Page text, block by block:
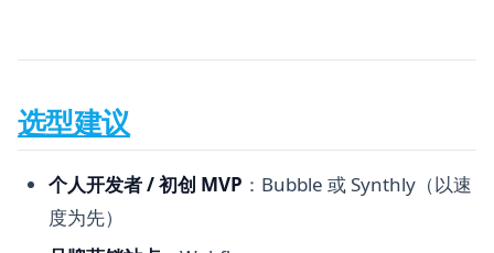
选型建议
个人开发者 / 初创 MVP ：Bubble 或 Synthly（以速
度为先）